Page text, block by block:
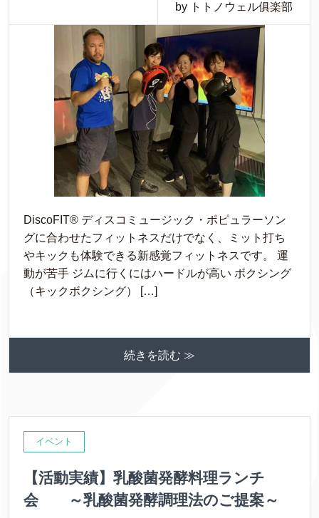
by トトノウェル俱楽部
DiscoFIT® ディスコミュージック・ポピュラーソン
グに合わせたフィットネスだけでなく、ミット打ち
やキックも体験できる新感覚フィットネスです。 運
動が苦手 ジムに行くにはハードルが高い ボクシング
（キックボクシング） […]
続きを読む ≫
イベント
【活動実績】乳酸菌発酵料理ランチ
会 ～乳酸菌発酵調理法のご提案～